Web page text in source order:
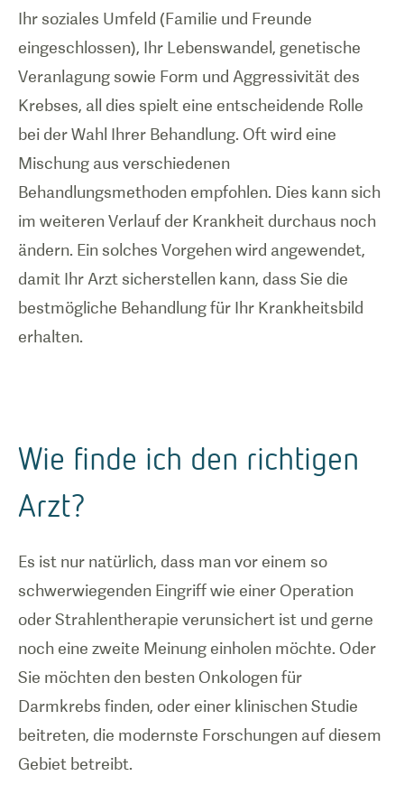
Ihr soziales Umfeld (Familie und Freunde
eingeschlossen), Ihr Lebenswandel, genetische
Veranlagung sowie Form und Aggressivität des
Krebses, all dies spielt eine entscheidende Rolle
bei der Wahl Ihrer Behandlung. Oft wird eine
Mischung aus verschiedenen
Behandlungsmethoden empfohlen. Dies kann sich
im weiteren Verlauf der Krankheit durchaus noch
ändern. Ein solches Vorgehen wird angewendet,
damit Ihr Arzt sicherstellen kann, dass Sie die
bestmögliche Behandlung für Ihr Krankheitsbild
erhalten.
Wie finde ich den richtigen
Arzt?
Es ist nur natürlich, dass man vor einem so
schwerwiegenden Eingriff wie einer Operation
oder Strahlentherapie verunsichert ist und gerne
noch eine zweite Meinung einholen möchte. Oder
Sie möchten den besten Onkologen für
Darmkrebs finden, oder einer klinischen Studie
beitreten, die modernste Forschungen auf diesem
Gebiet betreibt.